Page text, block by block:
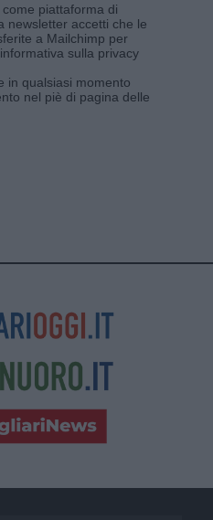
piattaforma di
newsletter accetti che le
a Mailchimp per
sulla privacy
in qualsiasi momento
nel piè di pagina delle